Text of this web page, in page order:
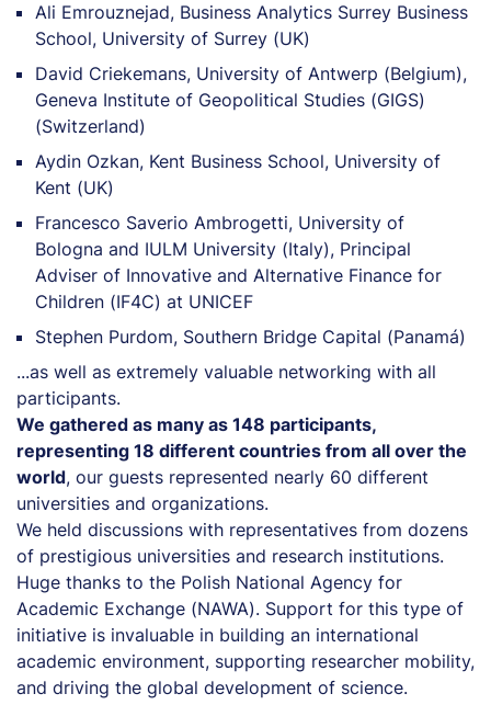
Ali Emrouznejad, Business Analytics Surrey Business
School, University of Surrey (UK)
David Criekemans, University of Antwerp (Belgium),
Geneva Institute of Geopolitical Studies (GIGS)
(Switzerland)
Aydin Ozkan, Kent Business School, University of
Kent (UK)
Francesco Saverio Ambrogetti, University of
Bologna and IULM University (Italy), Principal
Adviser of Innovative and Alternative Finance for
Children (IF4C) at UNICEF
Stephen Purdom, Southern Bridge Capital (Panamá)
...as well as extremely valuable networking with all
participants.
We gathered as many as 148 participants,
representing 18 different countries from all over the
world, our guests represented nearly 60 different
universities and organizations.
We held discussions with representatives from dozens
of prestigious universities and research institutions.
Huge thanks to the Polish National Agency for
Academic Exchange (NAWA). Support for this type of
initiative is invaluable in building an international
academic environment, supporting researcher mobility,
and driving the global development of science.